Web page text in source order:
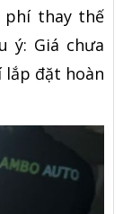
phí thay thế
ý: Giá chưa
lắp đặt hoàn